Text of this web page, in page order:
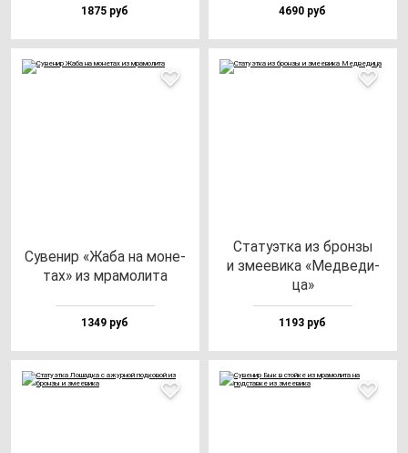
1875 руб 4690 руб
Суве­нир «Жаба на мо­не­
тах» из мра­мо­ли­та
1349 руб
Ста­ту­эт­ка из брон­зы
и зме­еви­ка «Мед­ве­ди­
ца»
1193 руб